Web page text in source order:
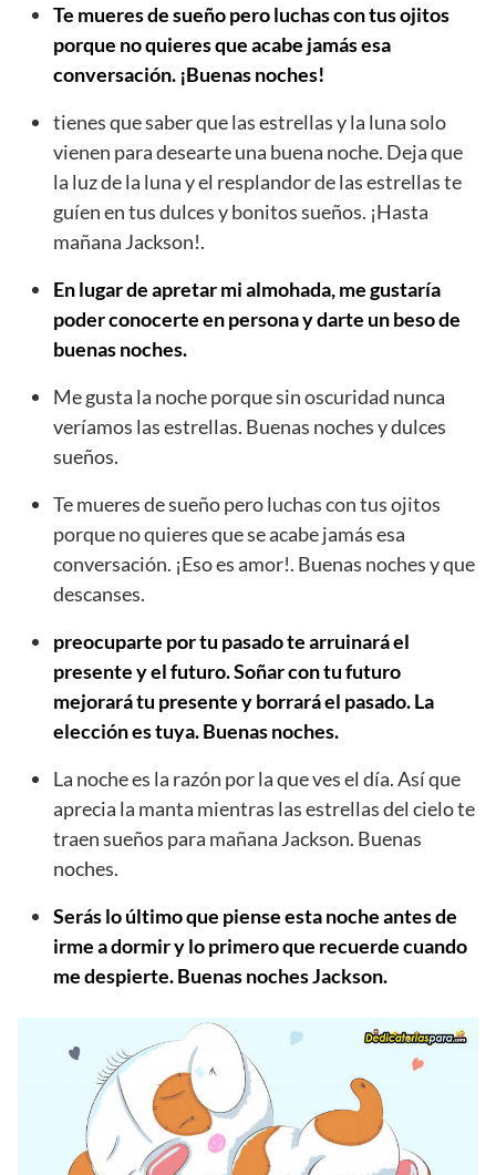
Te mueres de sueño pero luchas con tus ojitos
porque no quieres que acabe jamás esa
conversación. ¡Buenas noches!
tienes que saber que las estrellas y la luna solo
vienen para desearte una buena noche. Deja que
la luz de la luna y el resplandor de las estrellas te
guíen en tus dulces y bonitos sueños. ¡Hasta
mañana Jackson!.
En lugar de apretar mi almohada, me gustaría
poder conocerte en persona y darte un beso de
buenas noches.
Me gusta la noche porque sin oscuridad nunca
veríamos las estrellas. Buenas noches y dulces
sueños.
Te mueres de sueño pero luchas con tus ojitos
porque no quieres que se acabe jamás esa
conversación. ¡Eso es amor!. Buenas noches y que
descanses.
preocuparte por tu pasado te arruinará el
presente y el futuro. Soñar con tu futuro
mejorará tu presente y borrará el pasado. La
elección es tuya. Buenas noches.
La noche es la razón por la que ves el día. Así que
aprecia la manta mientras las estrellas del cielo te
traen sueños para mañana Jackson. Buenas
noches.
Serás lo último que piense esta noche antes de
irme a dormir y lo primero que recuerde cuando
me despierte. Buenas noches Jackson.